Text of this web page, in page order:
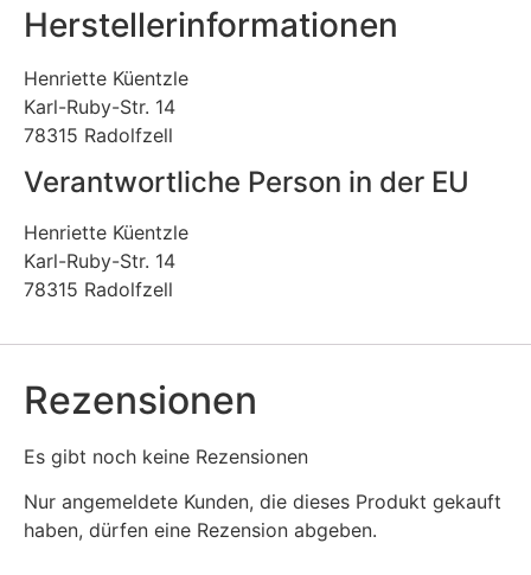
Herstellerinformationen
Henriette Küentzle
Karl-Ruby-Str. 14
78315 Radolfzell
Verantwortliche Person in der EU
Henriette Küentzle
Karl-Ruby-Str. 14
78315 Radolfzell
Rezensionen
Es gibt noch keine Rezensionen
Nur angemeldete Kunden, die dieses Produkt gekauft
haben, dürfen eine Rezension abgeben.